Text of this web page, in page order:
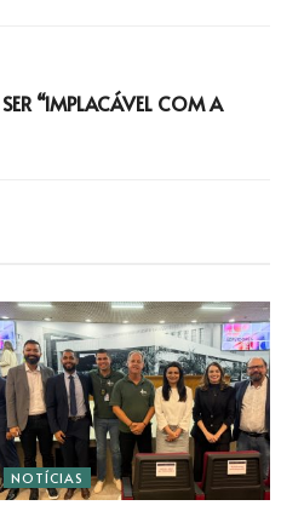
“IMPLACÁVEL COM A
NOTÍCIAS